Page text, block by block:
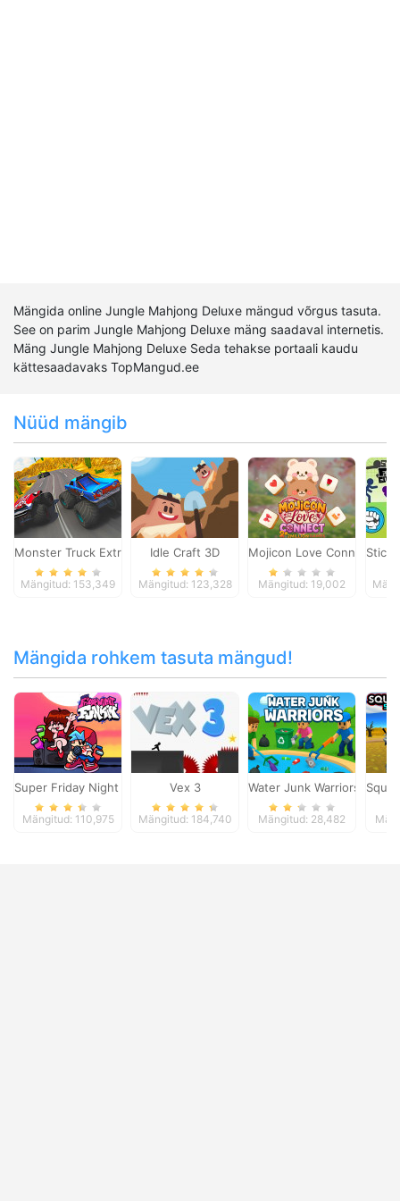
Mängida online Jungle Mahjong Deluxe mängud võrgus tasuta.
See on parim Jungle Mahjong Deluxe mäng saadaval internetis.
Mäng Jungle Mahjong Deluxe Seda tehakse portaali kaudu
kättesaadavaks TopMangud.ee
Nüüd mängib
Monster Truck Extreme Racing
Mängitud: 153,349
Idle Craft 3D
Mängitud: 123,328
Mojicon Love Connect
Mängitud: 19,002
Mängida rohkem tasuta mängud!
Super Friday Night Funki
Mängitud: 110,975
Vex 3
Mängitud: 184,740
Water Junk Warriors
Mängitud: 28,482